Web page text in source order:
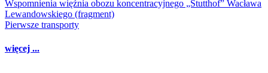
Wspomnienia więźnia obozu koncentracyjnego „Stutthof” Wacława
Lewandowskiego (fragment)
Pierwsze transporty
więcej ...